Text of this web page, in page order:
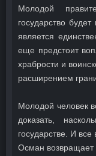
Молодой
государство
является
еще предстоит
храбрости и
расширением
Молодой человек
доказать,
государстве. И
Осман возвращает